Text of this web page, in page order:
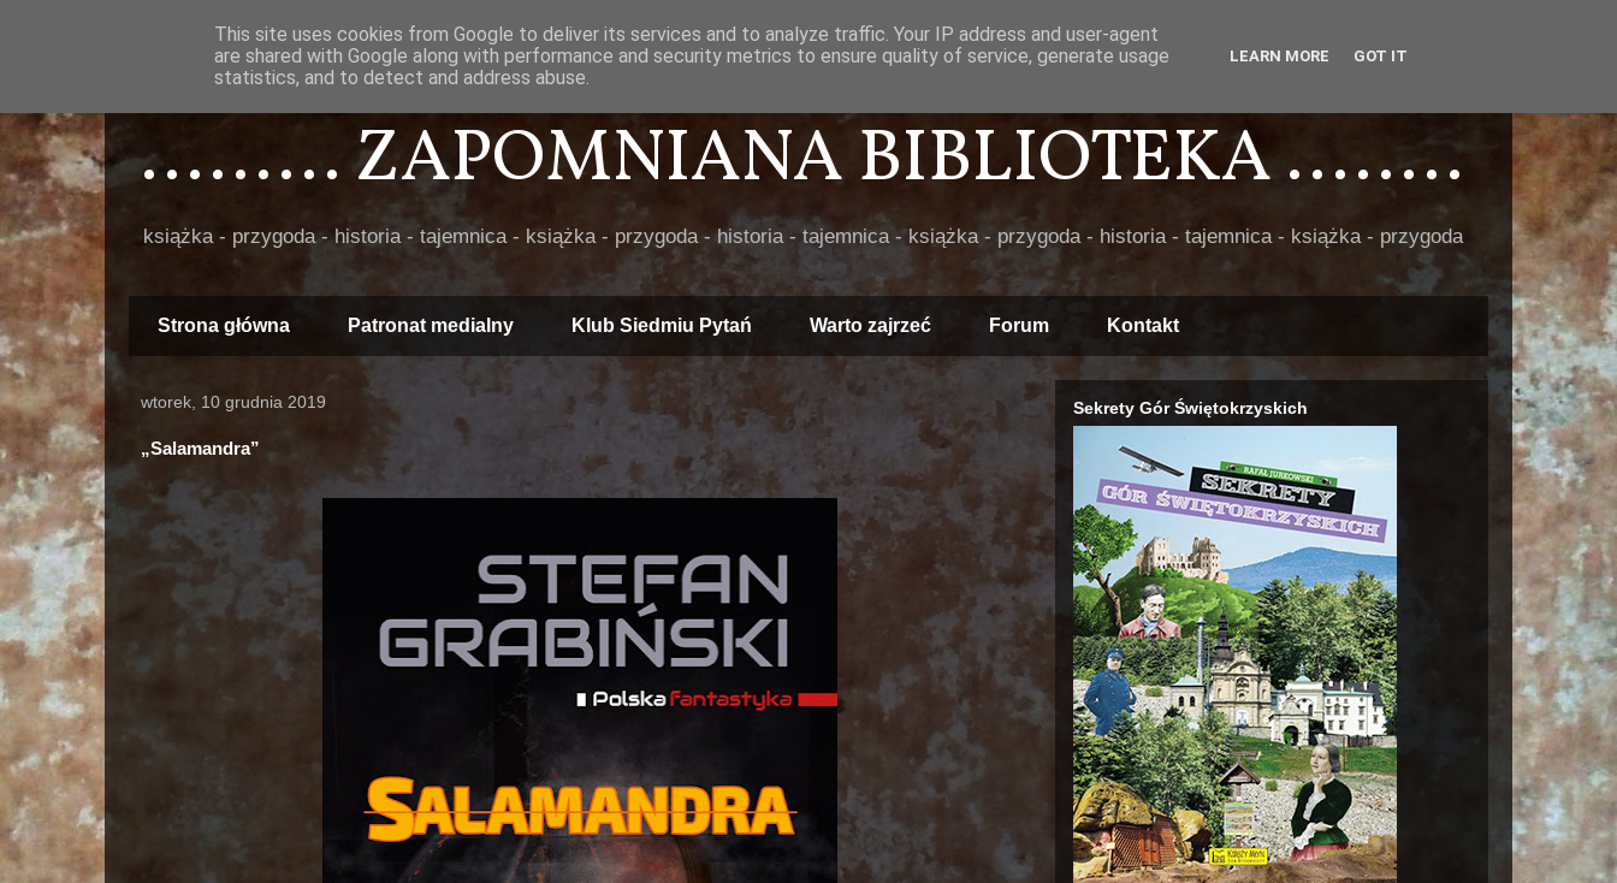
......... ZAPOMNIANA BIBLIOTEKA ........
książka - przygoda - historia - tajemnica - książka - przygoda - historia - tajemnica - książka - przygoda - historia - tajemnica - książka - przygoda
Strona główna Patronat medialny Klub Siedmiu Pytań Warto zajrzeć Forum Kontakt
wtorek, 10 grudnia 2019
„Salamandra”
Sekrety Gór Świętokrzyskich
This site uses cookies from Google to deliver its services and to analyze traffic. Your IP address and user-agent
are shared with Google along with performance and security metrics to ensure quality of service, generate usage
statistics, and to detect and address abuse.
LEARN MORE GOT IT